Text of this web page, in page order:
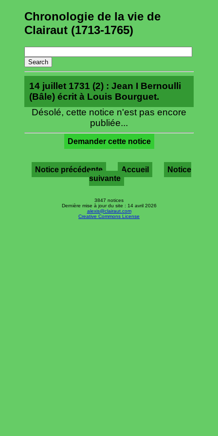
Chronologie de la vie de
Clairaut (1713-1765)
14 juillet 1731 (2) : Jean I Bernoulli
(Bâle) écrit à Louis Bourguet.
Désolé, cette notice n'est pas encore
publiée...
Demander cette notice
Notice précédente Accueil
Notice
suivante
3847 notices
Dernière mise à jour du site : 14 avril 2026
alexis@clairaut.com
Creative Commons License